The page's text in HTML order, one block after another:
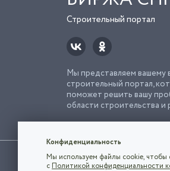
Строительный портал
Мы представляем вашему
строительный портал,
поможет решить вашу
области строительства и
Использование сайта, в том
владельца.
Конфиденциальность
Мы используем файлы cookie, чтобы
с Политикой конфиденциальности